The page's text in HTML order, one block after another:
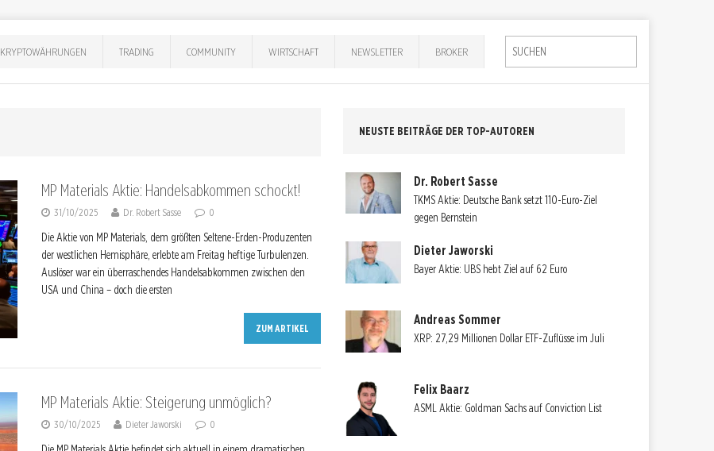
KRYPTOWÄHRUNGEN TRADING COMMUNITY WIRTSCHAFT NEWSLETTER BROKER
MP Materials Aktie: Handelsabkommen schockt!
31/10/2025 Dr. Robert Sasse 0
Die Aktie von MP Materials, dem größten Seltene-Erden-Produzenten
der westlichen Hemisphäre, erlebte am Freitag heftige Turbulenzen.
Auslöser war ein überraschendes Handelsabkommen zwischen den
USA und China – doch die ersten
ZUM ARTIKEL
MP Materials Aktie: Steigerung unmöglich?
30/10/2025 Dieter Jaworski 0
NEUSTE BEITRÄGE DER TOP-AUTOREN
Dr. Robert Sasse
TKMS Aktie: Deutsche Bank setzt 110-Euro-Ziel
gegen Bernstein
Dieter Jaworski
Bayer Aktie: UBS hebt Ziel auf 62 Euro
Andreas Sommer
XRP: 27,29 Millionen Dollar ETF-Zuflüsse im Juli
Felix Baarz
ASML Aktie: Goldman Sachs auf Conviction List